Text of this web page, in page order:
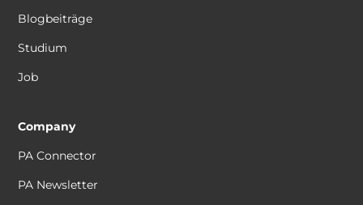
Blogbeiträge
Studium
Job
Company
PA Connector
PA Newsletter